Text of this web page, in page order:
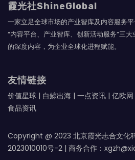
霞光社ShineGlobal
一家立足全球市场的产业智库及内容服务
“内容平台、产业智库、创新活动服务”三
的深度内容，为企业全球化进程赋能。
友情链接
价值星球 | 白鲸出海 | 一点资讯 | 亿欧网
食品资讯
Copyright @ 2023 北京霞光志合文化
2023010010号-2 | 商务合作：